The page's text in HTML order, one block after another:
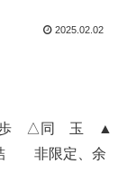
2025.02.02
歩 △同 玉 ▲
非限定、余